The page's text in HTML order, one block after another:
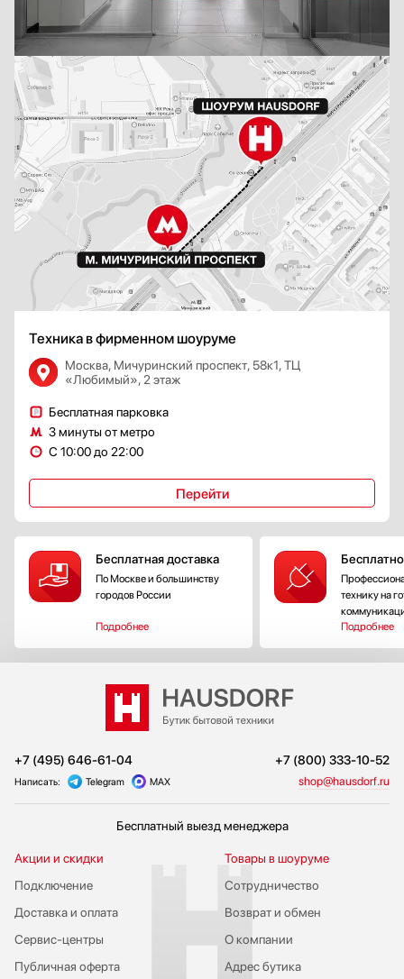
Техника в фирменном шоуруме
Москва, Мичуринский проспект, 58к1, ТЦ
«Любимый», 2 этаж
Бесплатная парковка
3 минуты от метро
С 10:00 до 22:00
Перейти
Бесплатная доставка
По Москве и большинству
городов России
Подробнее
технику на
Подробнее
+7 (495) 646-61-04 +7 (800) 333-10-52
Написать: Telegram MAX shop@hausdorf.ru
Бесплатный выезд менеджера
Акции и скидки
Подключение
Публичная оферта
Сервис-центры
Доставка и оплата
Сотрудничество
Возврат и обмен
Товары в шоуруме
О компании
Адрес бутика